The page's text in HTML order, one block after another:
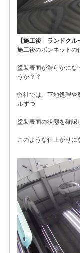
【施工後 ランドクル
施工後のボンネットの
塗装表面が滑らかにな
うか？？
弊社では、下地処理や
ルずつ
塗装表面の状態を確認
このような仕上がりに